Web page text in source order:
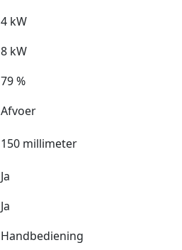
4 kW
8 kW
79 %
Afvoer
150 millimeter
Ja
Ja
Handbediening